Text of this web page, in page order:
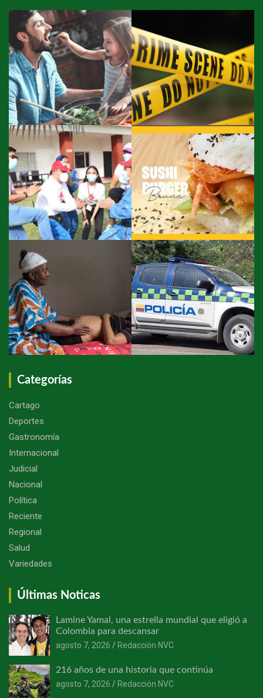
Categorías
Cartago
Deportes
Gastronomía
Internacional
Judicial
Nacional
Política
Reciente
Regional
Salud
Variedades
Últimas Noticas
Lamine Yamal, una estrella mundial que eligió a
Colombia para descansar
agosto 7, 2026
Redacción NVC
216 años de una historia que continúa
agosto 7, 2026
Redacción NVC